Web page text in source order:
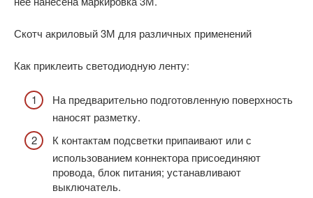
Скотч акриловый 3М для различных применений
Как приклеить светодиодную ленту:
На предварительно подготовленную поверхность
наносят разметку.
К контактам подсветки припаивают или с
использованием коннектора присоединяют
провода, блок питания; устанавливают
выключатель.